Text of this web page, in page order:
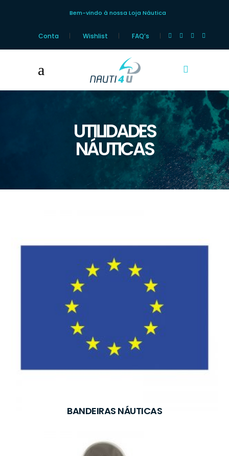
Bem-vindo à nossa Loja Náutica
Conta Wishlist FAQ’s
UTILIDADES
NÁUTICAS
BANDEIRAS NÁUTICAS